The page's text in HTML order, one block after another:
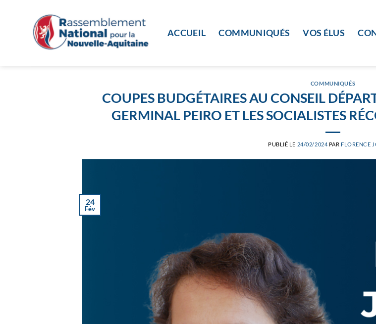
ACCUEIL COMMUNIQUÉS VOS ÉLUS
COMMUNIQUÉS
COUPES BUDGÉTAIRES AU CONSEIL
GERMINAL PEIRO ET LES SOCIALISTES
PUBLIÉ LE 24/02/2024 PAR FLORENCE
24
Fév